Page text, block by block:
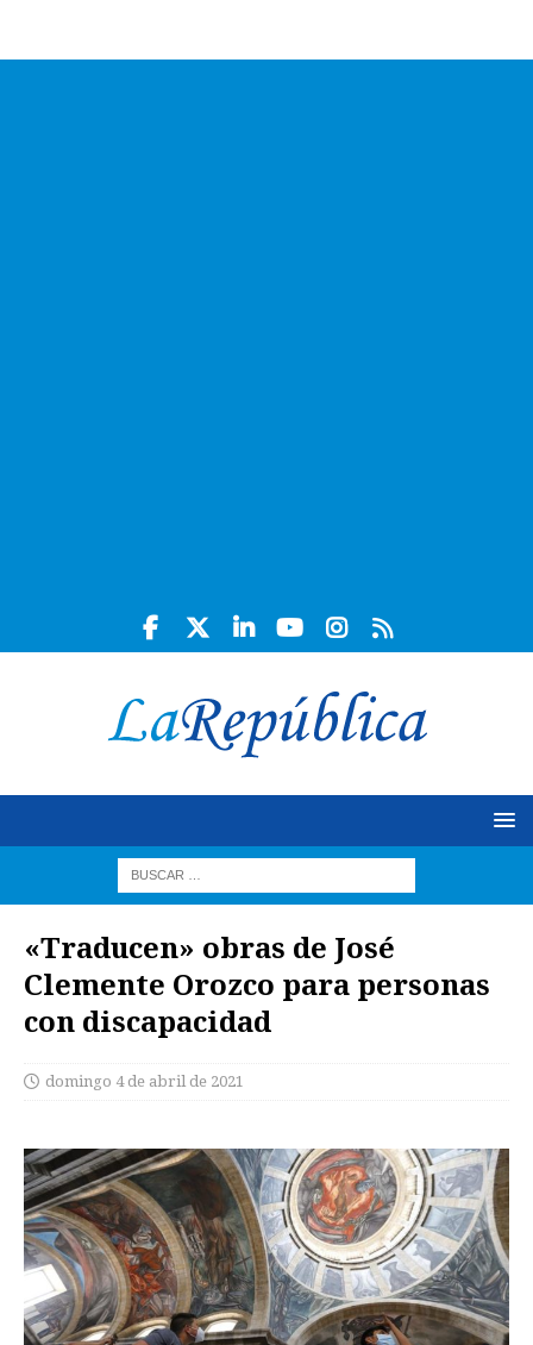
«Traducen» obras de José
Clemente Orozco para personas
con discapacidad
domingo 4 de abril de 2021